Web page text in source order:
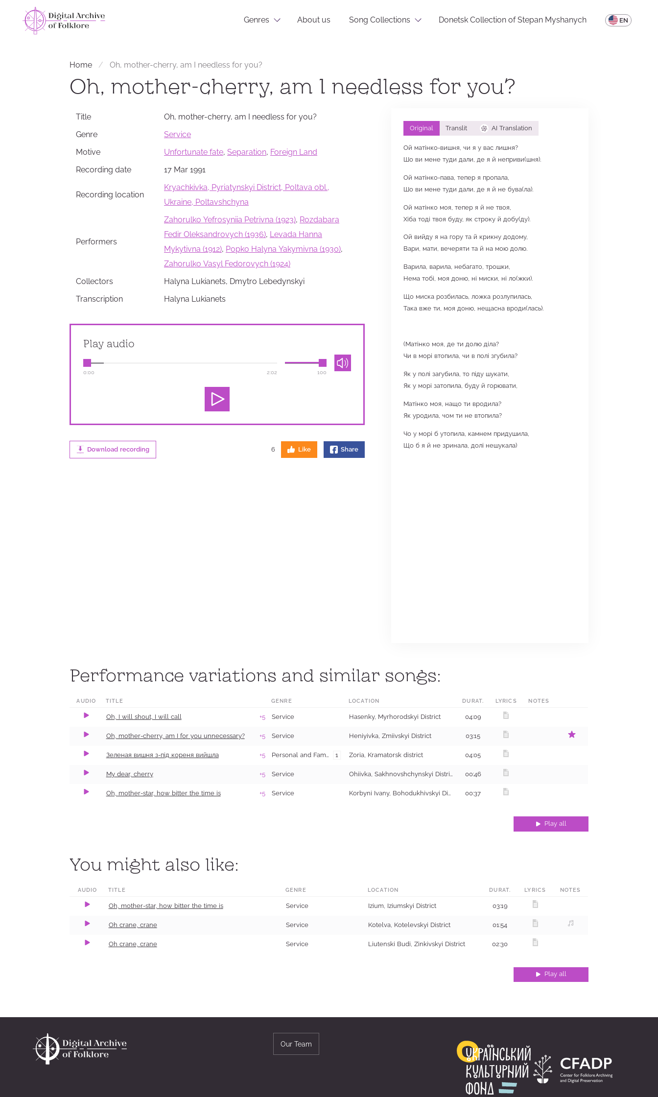
UA EN
Genres About us Song Collections Donetsk Collection of Stepan Myshanych
Home Oh, mother-cherry, am I needless for you?
Oh, mother-cherry, am I needless for you?
Title Oh, mother-cherry, am I needless for you?
Genre Service
Motive Unfortunate fate,Separation, Foreign Land
Recording date 17 Mar 1991
Recording location
Kryachkivka, Pyriatynskyi District, Poltava obl.,
Ukraine, Poltavshchyna
Performers
Zahorulko Yefrosyniia Petrivna (1923), Rozdabara
Fedir Oleksandrovych (1936),
Levada Hanna
Mykytivna (1912), Popko Halyna Yakymivna (1930),
Zahorulko Vasyl Fedorovych (1924)
Collectors Halyna Lukianets, Dmytro Lebedynskyi
Transcription Halyna Lukianets
Play audio
0:00 2:02 100
Download recording 6 Like Share
Original Translit AI Translation
Ой матінко-вишня, чи я у вас лишня?
Шо ви мене туди дали, де я й неприви(шня).
Ой матінко-пава, тепер я пропала,
Шо ви мене туди дали, де я й не бува(ла).
Ой матінко моя, тепер я й не твоя,
Хіба тоді твоя буду, як строку й добу(ду).
Ой вийду я на гору та й крикну додому,
Вари, мати, вечеряти та й на мою долю.
Варила, варила, небагато, трошки,
Нема тобі, моя доню, ні миски, ні ло(жки).
Що миска розбилась, ложка розлупилась,
Така вже ти, моя доню, нещасна вроди(лась).
(Матінко моя, де ти долю діла?
Чи в морі втопила, чи в полі згубила?
Як у полі загубила, то піду шукати,
Як у морі затопила, буду й горювати,
Матінко моя, нащо ти вродила?
Як уродила, чом ти не втопила?
Чо у морі б утопила, камнем придушила,
Що б я й не зринала, долі нешукала)
Performance variations and similar songs:
AUDIO TITLE GENRE LOCATION DURAT. LYRICS NOTES
Oh, I will shout, I will call +5 Service Hasenky, Myrhorodskyi District 04:09
Oh, mother-cherry, am I for you unnecessary? +5 Service Heniyivka, Zmiivskyi District 03:15
​Зеленая вишня з-під кореня вийшла +5 Personal and Family Life 1 Zorіa, Kramatorsk district 04:05
My dear, cherry +5 Service Ohiivka, Sakhnovshchynskyi District 00:46
Oh, mother-star, how bitter the time is +5 Service Korbyni Ivany, Bohodukhivskyi District 00:37
Play all
You might also like:
AUDIO TITLE GENRE LOCATION DURAT. LYRICS NOTES
Oh, mother-star, how bitter the time is Service Izium, Iziumskyi District 03:19
100
Oh crane, crane Service Kotelva, Kotelevskyi District 01:54
Oh crane, crane Service Liutenski Budi, Zinkivskyi District 02:30
Play all
Our Team